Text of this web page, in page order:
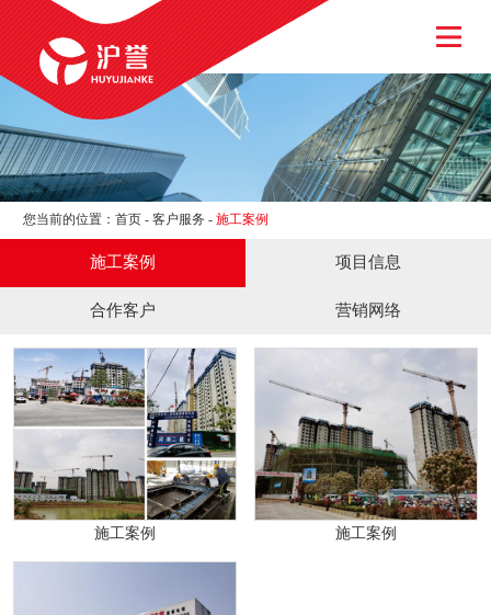
网站首页
关于我们
新闻资讯
产品中心
客户服务
加入我们
您当前的位置：首页-客户服务 -施工案例
施工案例 项目信息
合作客户 营销网络
施工案例 施工案例